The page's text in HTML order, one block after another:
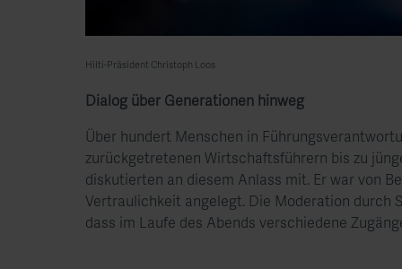
Hilti-Präsident Christoph Loos
Dialog über Generationen hinweg
Über hundert Menschen in
zurückgetretenen Wirtschaftsführern bis zu
diskutierten an diesem Anlass mit. Er war von
Vertraulichkeit angelegt. Die Moderation durch
dass im Laufe des Abends verschiedene